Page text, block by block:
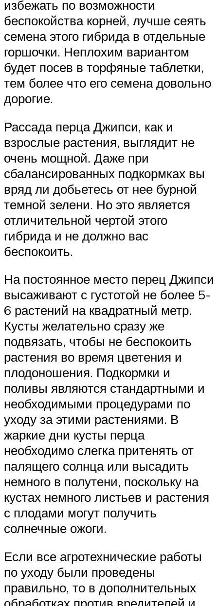
избежать по возможности
беспокойства корней, лучше сеять
семена этого гибрида в отдельные
горшочки. Неплохим вариантом
будет посев в торфяные таблетки,
тем более что его семена довольно
дорогие.
Рассада перца Джипси, как и
взрослые растения, выглядит не
очень мощной. Даже при
сбалансированных подкормках вы
вряд ли добьетесь от нее бурной
темной зелени. Но это является
отличительной чертой этого
гибрида и не должно вас
беспокоить.
На постоянное место перец Джипси
высаживают с густотой не более 5-
6 растений на квадратный метр.
Кусты желательно сразу же
подвязать, чтобы не беспокоить
растения во время цветения и
плодоношения. Подкормки и
поливы являются стандартными и
необходимыми процедурами по
уходу за этими растениями. В
жаркие дни кусты перца
необходимо слегка притенять от
палящего солнца или высадить
немного в полутени, поскольку на
кустах немного листьев и растения
с плодами могут получить
солнечные ожоги.
Если все агротехнические работы
по уходу были проведены
правильно, то в дополнительных